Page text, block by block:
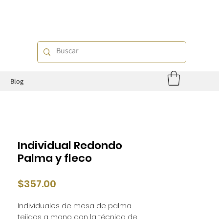
Blog
Individual Redondo
Palma y fleco
$357.00
Individuales de mesa de palma
tejidos a mano con la técnica de